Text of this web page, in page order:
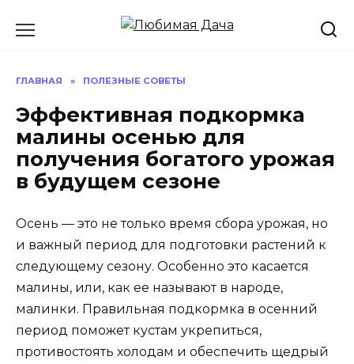
ГЛАВНАЯ » ПОЛЕЗНЫЕ СОВЕТЫ
Эффективная подкормка
малины осенью для
получения богатого урожая
в будущем сезоне
Осень — это не только время сбора урожая, но
и важный период для подготовки растений к
следующему сезону. Особенно это касается
малины, или, как ее называют в народе,
малинки. Правильная подкормка в осенний
период поможет кустам укрепиться,
противостоять холодам и обеспечить щедрый